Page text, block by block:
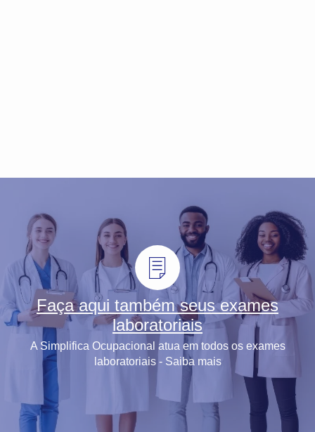
Faça aqui também seus exames
laboratoriais
A Simplifica Ocupacional atua em todos os exames
laboratoriais - Saiba mais